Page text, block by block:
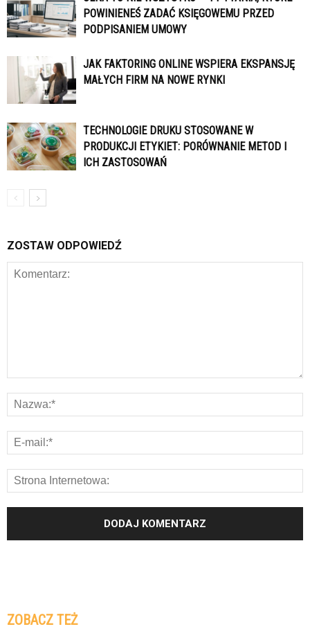
POWINIENEŚ ZADAĆ KSIĘGOWEMU PRZED
PODPISANIEM UMOWY
JAK FAKTORING ONLINE WSPIERA EKSPANSJĘ
MAŁYCH FIRM NA NOWE RYNKI
TECHNOLOGIE DRUKU STOSOWANE W
PRODUKCJI ETYKIET: PORÓWNANIE METOD I
ICH ZASTOSOWAŃ
ZOSTAW ODPOWIEDŹ
ZOBACZ TEŻ